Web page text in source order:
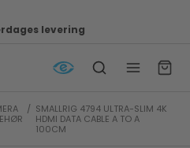
levering
/ SMALLRIG 4794 ULTRA-SLIM 4K
HDMI DATA CABLE A TO A
100CM